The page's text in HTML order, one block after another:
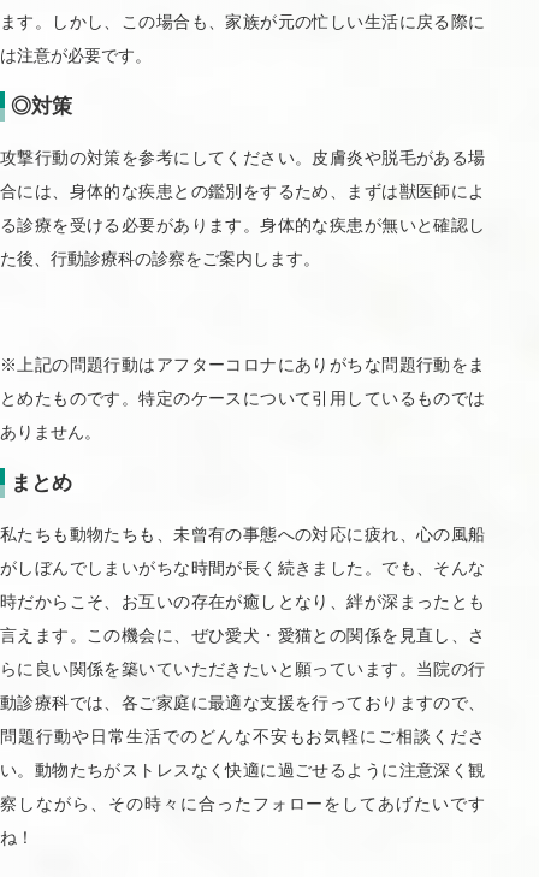
ます。しかし、この場合も、家族が元の忙しい生活に戻る際に
は注意が必要です。
◎対策
攻撃行動の対策を参考にしてください。皮膚炎や脱毛がある場
合には、身体的な疾患との鑑別をするため、まずは獣医師によ
る診療を受ける必要があります。身体的な疾患が無いと確認し
た後、行動診療科の診察をご案内します。
※上記の問題行動はアフターコロナにありがちな問題行動をま
とめたものです。特定のケースについて引用しているものでは
ありません。
まとめ
私たちも動物たちも、未曾有の事態への対応に疲れ、心の風船
がしぼんでしまいがちな時間が長く続きました。でも、そんな
時だからこそ、お互いの存在が癒しとなり、絆が深まったとも
言えます。この機会に、ぜひ愛犬・愛猫との関係を見直し、さ
らに良い関係を築いていただきたいと願っています。当院の行
動診療科では、各ご家庭に最適な支援を行っておりますので、
問題行動や日常生活でのどんな不安もお気軽にご相談くださ
い。動物たちがストレスなく快適に過ごせるように注意深く観
察しながら、その時々に合ったフォローをしてあげたいです
ね！